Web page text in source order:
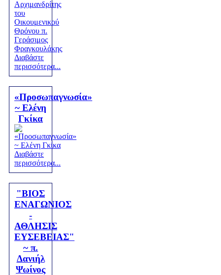
Διαβάστε
περισσότερα...
«Προσωπαγνωσία»
~ Ελένη
Γκίκα
Διαβάστε
περισσότερα...
"ΒΙΟΣ
ΕΝΑΓΩΝΙΟΣ
-
ΑΘΛΗΣΙΣ
ΕΥΣΕΒΕΙΑΣ"
~ π.
Δανιήλ
Ψωίνος